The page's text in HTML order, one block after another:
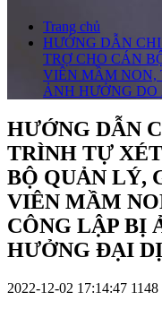
Trang chủ
HƯỚNG DẪN
TRỢ CHO CÁN
VIÊN MẦM NON,
ẢNH HƯỞNG
HƯỚNG DẪN
TRÌNH TỰ
BỘ QUẢN LÝ,
VIÊN MẦM
CÔNG LẬP BỊ
HƯỞNG ĐẠI
2022-12-02 17:14:47 1148